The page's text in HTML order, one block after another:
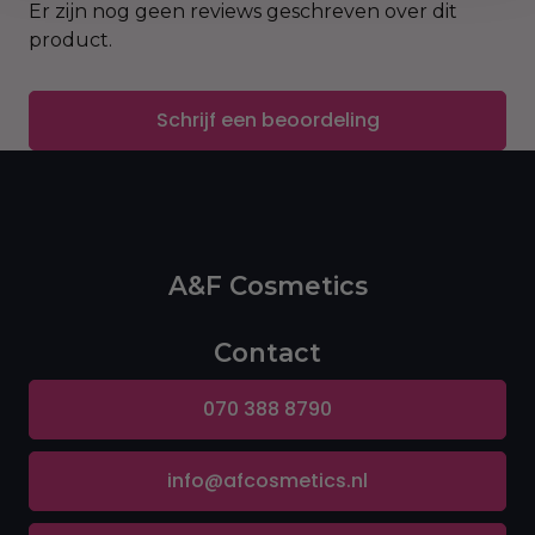
Belangrijke Ingrediënten:
versterken de haarschacht
Hydrateert droog en broos haar
Er zijn nog geen reviews geschreven over dit
product.
Schrijf een beoordeling
A&F Cosmetics
Contact
070 388 8790
info@afcosmetics.nl